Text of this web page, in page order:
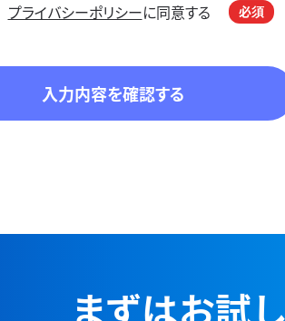
プライバシーポリシーに同意する
まずはお試